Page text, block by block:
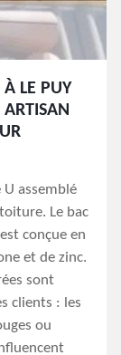
LE PUY
ARTISAN
assemblé
Le bac
conçue en
et de zinc.
sont
clients : les
ou